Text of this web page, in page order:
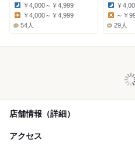
Dinner:
￥4,000～￥4,999
￥4,000～￥4,999
54人
Dinner:
￥
～￥
29人
店舗情報（詳細）
アクセス